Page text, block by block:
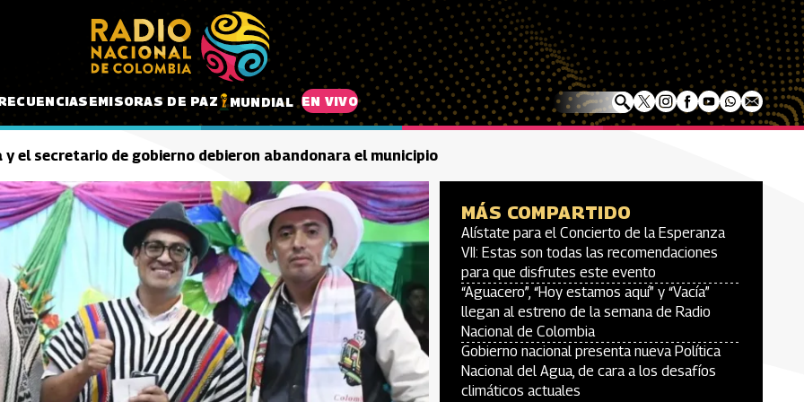
EMISORAS DE PAZ MUNDIAL EN VIVO
el secretario de gobierno debieron abandonara el municipio
MÁS COMPARTIDO
Alístate para el Concierto de la Esperanza
VII: Estas son todas las recomendaciones
para que disfrutes este evento
“Aguacero”, “Hoy estamos aquí” y “Vacía”
llegan al estreno de la semana de Radio
Nacional de Colombia
Gobierno nacional presenta nueva Política
Nacional del Agua, de cara a los desafíos
climáticos actuales